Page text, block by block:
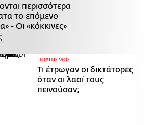
περισσότερα
το επόμενο
- Οι «κόκκινες»
ΠΟΛΙΤΙΣΜΟΣ
Τι έτρωγαν οι δικτάτορες
όταν οι λαοί τους
πεινούσαν;